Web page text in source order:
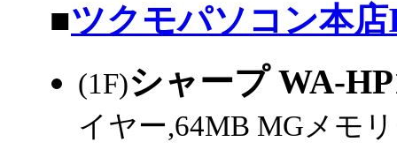
■ツクモパソコン本
(1F)シャープ WA-
イヤー,64MB MGメモ